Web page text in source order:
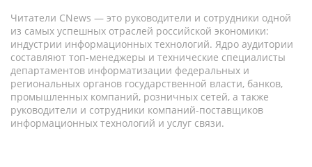
Читатели CNews — это руководители и сотрудники одной
из самых успешных отраслей российской экономики:
индустрии информационных технологий. Ядро аудитории
составляют топ-менеджеры и технические специалисты
департаментов информатизации федеральных и
региональных органов государственной власти, банков,
промышленных компаний, розничных сетей, а также
руководители и сотрудники компаний-поставщиков
информационных технологий и услуг связи.